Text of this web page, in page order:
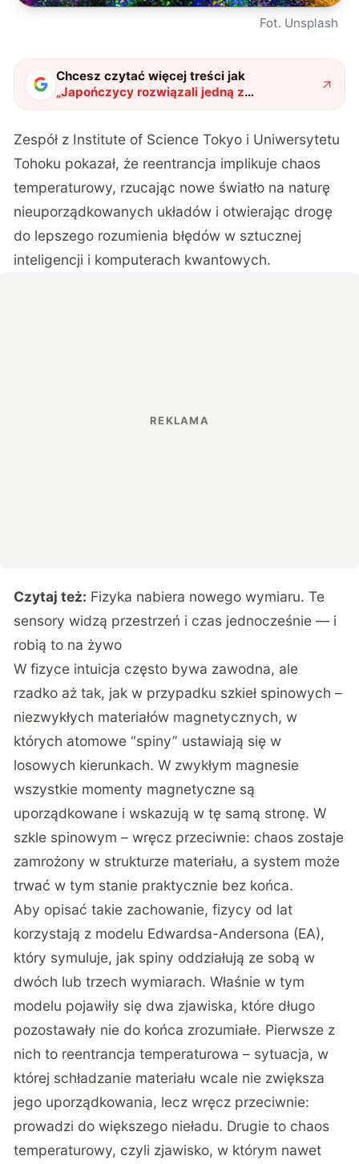
Fot. Unsplash
Chcesz czytać więcej treści jak
„Japończycy rozwiązali jedną z
największych zagadek fizyki szkła
Zespół z Institute of Science Tokyo i Uniwersytetu
Tohoku pokazał, że reentrancja implikuje chaos
temperaturowy, rzucając nowe światło na naturę
nieuporządkowanych układów i otwierając drogę
do lepszego rozumienia błędów w sztucznej
inteligencji i komputerach kwantowych.
Czytaj też: Fizyka nabiera nowego wymiaru. Te
sensory widzą przestrzeń i czas jednocześnie — i
robią to na żywo
W fizyce intuicja często bywa zawodna, ale
rzadko aż tak, jak w przypadku szkieł spinowych –
niezwykłych materiałów magnetycznych, w
których atomowe “spiny” ustawiają się w
losowych kierunkach. W zwykłym magnesie
wszystkie momenty magnetyczne są
uporządkowane i wskazują w tę samą stronę. W
szkle spinowym – wręcz przeciwnie: chaos zostaje
zamrożony w strukturze materiału, a system może
trwać w tym stanie praktycznie bez końca.
Aby opisać takie zachowanie, fizycy od lat
korzystają z modelu Edwardsa-Andersona (EA),
który symuluje, jak spiny oddziałują ze sobą w
dwóch lub trzech wymiarach. Właśnie w tym
modelu pojawiły się dwa zjawiska, które długo
pozostawały nie do końca zrozumiałe. Pierwsze z
nich to reentrancja temperaturowa – sytuacja, w
której schładzanie materiału wcale nie zwiększa
jego uporządkowania, lecz wręcz przeciwnie:
prowadzi do większego nieładu. Drugie to chaos
temperaturowy, czyli zjawisko, w którym nawet